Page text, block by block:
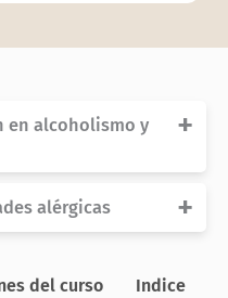
cantidad
en alcoholismo y
Online
alérgicas
150 horas
del curso Indice